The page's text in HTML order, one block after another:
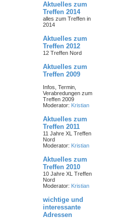
Aktuelles zum
Treffen 2014
alles zum Treffen in
2014
Aktuelles zum
Treffen 2012
12 Treffen Nord
Aktuelles zum
Treffen 2009
Infos, Termin,
Verabredungen zum
Treffen 2009
Moderator: Kristian
Aktuelles zum
Treffen 2011
11 Jahre XL Treffen
Nord
Moderator: Kristian
Aktuelles zum
Treffen 2010
10 Jahre XL Treffen
Nord
Moderator: Kristian
wichtige und
interessante
Adressen